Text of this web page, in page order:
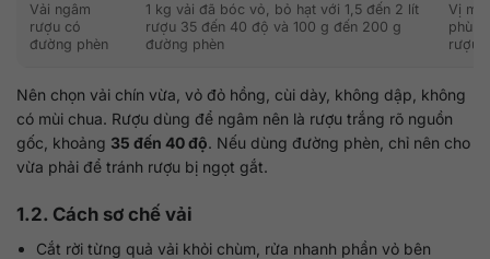
Vải ngâm
rượu có
đường phèn
1 kg vải đã bóc vỏ, bỏ hạt với 1,5 đến 2 lít
rượu 35 đến 40 độ và 100 g đến 200 g
đường phèn
Vị
phù
rượu
Nên chọn vải chín vừa, vỏ đỏ hồng, cùi dày, không dập, không
có mùi chua. Rượu dùng để ngâm nên là rượu trắng rõ nguồn
gốc, khoảng 35 đến 40 độ. Nếu dùng đường phèn, chỉ nên cho
vừa phải để tránh rượu bị ngọt gắt.
1.2. Cách sơ chế vải
Cắt rời từng quả vải khỏi chùm, rửa nhanh phần vỏ bên